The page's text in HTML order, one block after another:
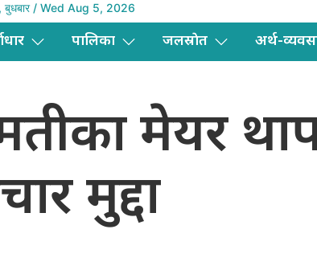
बुधबार / Wed Aug 5, 2026
पालिका जलस्राेत अर्थ-
मेयर
मुद्दा